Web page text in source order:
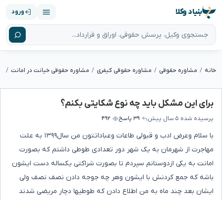
بنیاد وکلا ورود
خانه مشاوره حقوقی مشاوره حقوقی کیفری مشاوره حقوقی خیانت در امانت
برای این مشکل باید چه نوع شکایتی بکنم؟
پرسیده شده ۵ سال پیش ۳۹ پاسخ ۴۹۲
با سلام وعرض ادب و قبولی طاعات وعباداتتون من سال۱۳۹۹ به علت
مهاجرت از شهرمان به یک شهر دور تعدادی طوطی داشتم که بصورت
امانت به یکی ازدوستانم سپردم تا بصورت شراکتی یکساله دست ایشون
باشه که جمع کردنش با ایشون وهر چه جوجه دادن نصف نصف ولی
ایشان بعد چند ماه به من اطلاع دادن که طوطیها دچار مریضی شدند